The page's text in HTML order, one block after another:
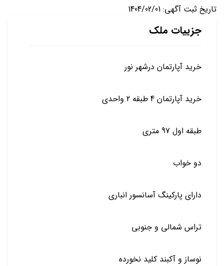
تاریخ ثبت آگهی: 1404/02/01
جزییات ملک
خرید آپارتمان درشهر نور
خرید آپارتمان 4 طبقه 2 واحدی
طبقه اول 97 متری
دو خواب
دارای پارکینگ آسانسور انباری
تراس شمالی و جنوبی
نوساز و آکبند کلید نخورده